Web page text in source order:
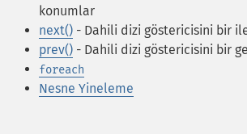
konumlar
next() - Dahili dizi göstericisini bir
prev() - Dahili dizi göstericisini bir
foreach
Nesne Yineleme